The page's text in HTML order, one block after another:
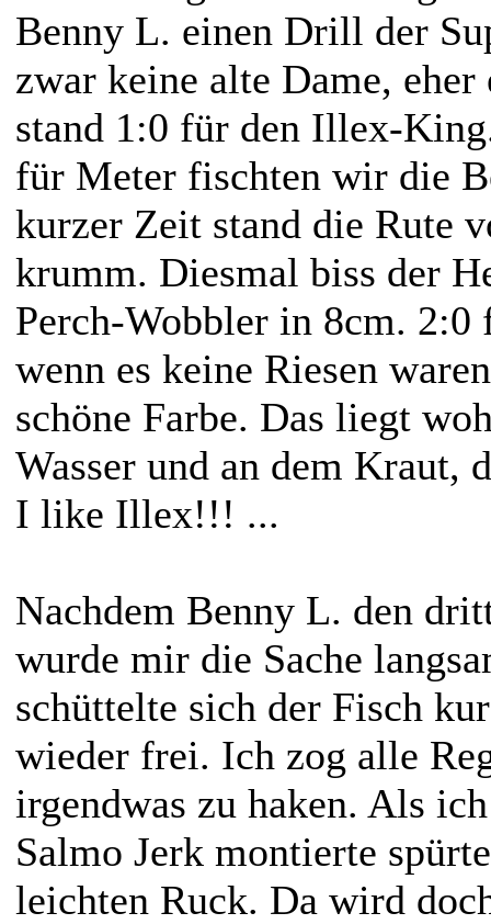
Benny L. einen Drill der
zwar keine alte Dame, eher
stand 1:0 für den Illex-
für Meter fischten wir die
kurzer Zeit stand die Rute
krumm. Diesmal biss der
Perch-Wobbler in 8cm.
wenn es keine Riesen
schöne Farbe. Das liegt
Wasser und an dem Kraut,
I like Illex!!! ...
Nachdem Benny L. den
wurde mir die Sache
schüttelte sich der Fisch
wieder frei. Ich zog alle
irgendwas zu haken. Als
Salmo Jerk montierte
leichten Ruck. Da wird